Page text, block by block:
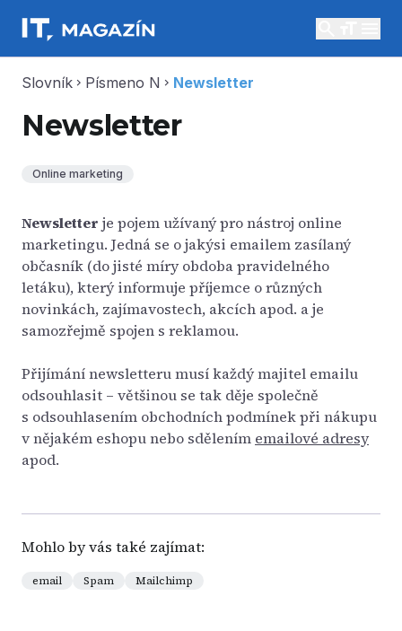
Slovník chevron_right Písmeno N chevron_right Newsletter
Newsletter
Online marketing
Newsletter je pojem užívaný pro nástroj online
marketingu. Jedná se o jakýsi emailem zasílaný
občasník (do jisté míry obdoba pravidelného
letáku), který informuje příjemce o různých
novinkách, zajímavostech, akcích apod. a je
samozřejmě spojen s reklamou.
Přijímání newsletteru musí každý majitel emailu
odsouhlasit – většinou se tak děje společně
s odsouhlasením obchodních podmínek při nákupu
v nějakém eshopu nebo sdělením emailové adresy
apod.
Mohlo by vás také zajímat:
email Spam Mailchimp